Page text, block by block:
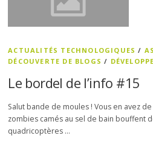
ACTUALITÉS TECHNOLOGIQUES /
DÉCOUVERTE DE BLOGS /
Le bordel de l’info #15
Salut bande de moules ! Vous en avez
zombies camés au sel de bain bouffent
quadricoptères …